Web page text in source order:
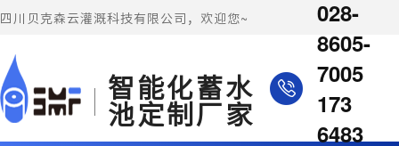
四川贝克森云灌溉科技有限公司，欢迎您~
智能化蓄水
池定制厂家
028-
8605-
7005
173
6483